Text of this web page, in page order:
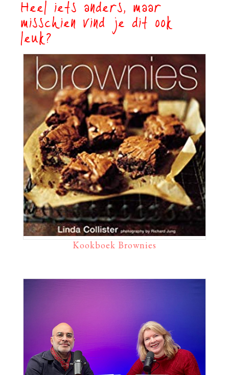
Heel iets anders, maar
misschien vind je dit ook
leuk?
Kookboek Brownies